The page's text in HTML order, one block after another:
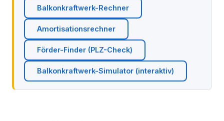
Balkonkraftwerk-Rechner
Amortisationsrechner
Förder-Finder (PLZ-Check)
Balkonkraftwerk-Simulator (interaktiv)